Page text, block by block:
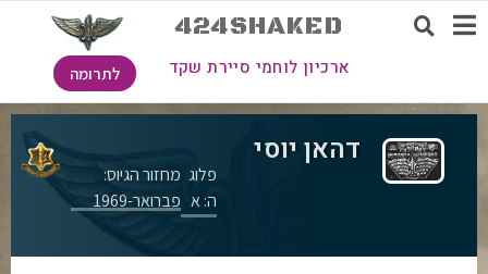
424SHAKED
ארכיון לוחמי סיירת שקד לתרומה
דהאן יוסי
פלוג
ה: א
מחזור הגיוס:
פברואר-1969